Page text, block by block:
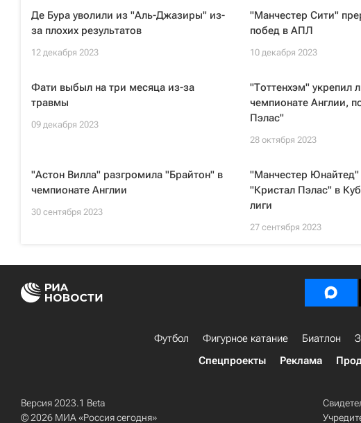
Де Бура уволили из "Аль-Джазиры" из-
за плохих результатов
12 декабря 2023
"Манчестер Сити"
побед в АПЛ
10 декабря 2023
Фати выбыл на три месяца из-за
травмы
09 декабря 2023
"Тоттенхэм" укрепил
чемпионате Англии,
Пэлас"
28 октября 2023
"Астон Вилла" разгромила "Брайтон" в
чемпионате Англии
30 сентября 2023
"Манчестер Юнайтед"
"Кристал Пэлас" в
лиги
27 сентября 2023
Футбол Фигурное катание Биатлон
Спецпроекты
Реклама
Версия 2023.1 Beta
© 2026 МИА «Россия сегодня»